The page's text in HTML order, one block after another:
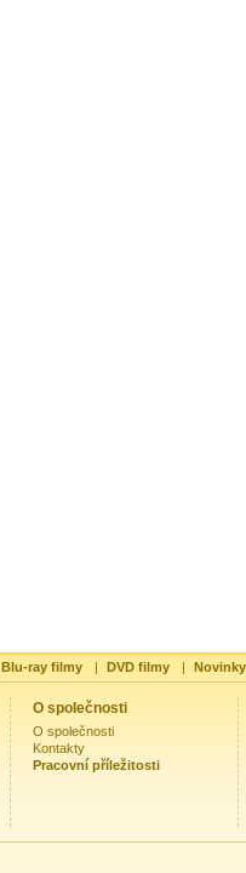
Blu-ray filmy | DVD filmy |
O společnosti
O společnosti
Kontakty
Pracovní příležitosti